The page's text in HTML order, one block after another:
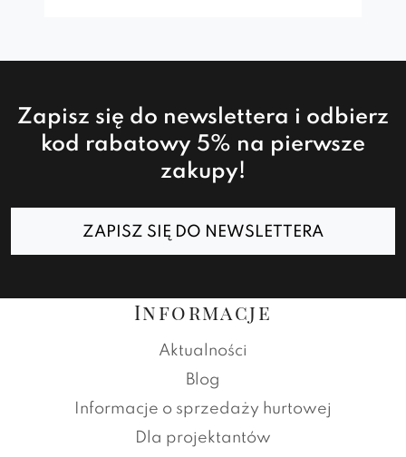
Zapisz się do newslettera i odbierz
kod rabatowy 5% na pierwsze
zakupy!
ZAPISZ SIĘ DO NEWSLETTERA
Informacje
Aktualności
Blog
Informacje o sprzedaży hurtowej
Dla projektantów